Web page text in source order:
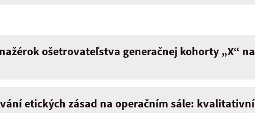
ošetrovateľstva generačnej kohorty „X“ na
etických zásad na operačním sále: kvalitativní